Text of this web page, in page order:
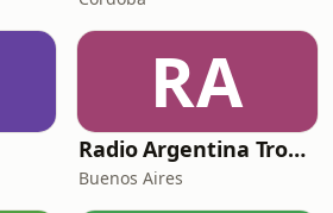
RA
Radio Argentina Tropical
Buenos Aires